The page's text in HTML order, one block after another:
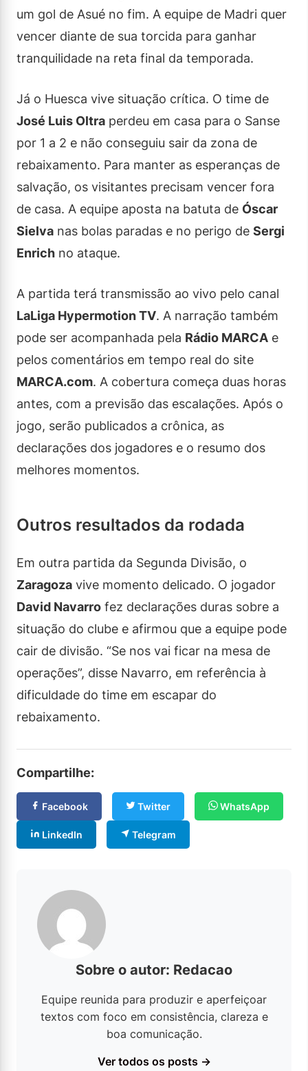
um gol de Asué no fim. A equipe de Madri quer
vencer diante de sua torcida para ganhar
tranquilidade na reta final da temporada.
Já o Huesca vive situação crítica. O time de
José Luis Oltra perdeu em casa para o Sanse
por 1 a 2 e não conseguiu sair da zona de
rebaixamento. Para manter as esperanças de
salvação, os visitantes precisam vencer fora
de casa. A equipe aposta na batuta de Óscar
Sielva nas bolas paradas e no perigo de Sergi
Enrich no ataque.
A partida terá transmissão ao vivo pelo canal
LaLiga Hypermotion TV. A narração também
pode ser acompanhada pela Rádio MARCA e
pelos comentários em tempo real do site
MARCA.com. A cobertura começa duas horas
antes, com a previsão das escalações. Após o
jogo, serão publicados a crônica, as
declarações dos jogadores e o resumo dos
melhores momentos.
Outros resultados da rodada
Em outra partida da Segunda Divisão, o
Zaragoza vive momento delicado. O jogador
David Navarro fez declarações duras sobre a
situação do clube e afirmou que a equipe pode
cair de divisão. “Se nos vai ficar na mesa de
operações”, disse Navarro, em referência à
dificuldade do time em escapar do
rebaixamento.
Compartilhe:
Facebook Twitter WhatsApp
LinkedIn Telegram
Sobre o autor: Redacao
Equipe reunida para produzir e aperfeiçoar
textos com foco em consistência, clareza e
boa comunicação.
Ver todos os posts →